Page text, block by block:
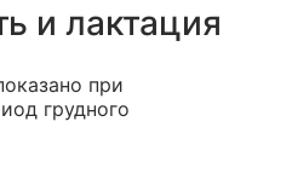
и лактация
при
грудного